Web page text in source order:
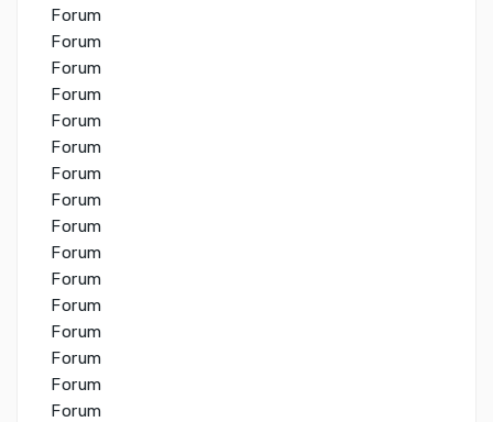
Forum
Forum
Forum
Forum
Forum
Forum
Forum
Forum
Forum
Forum
Forum
Forum
Forum
Forum
Forum
Forum